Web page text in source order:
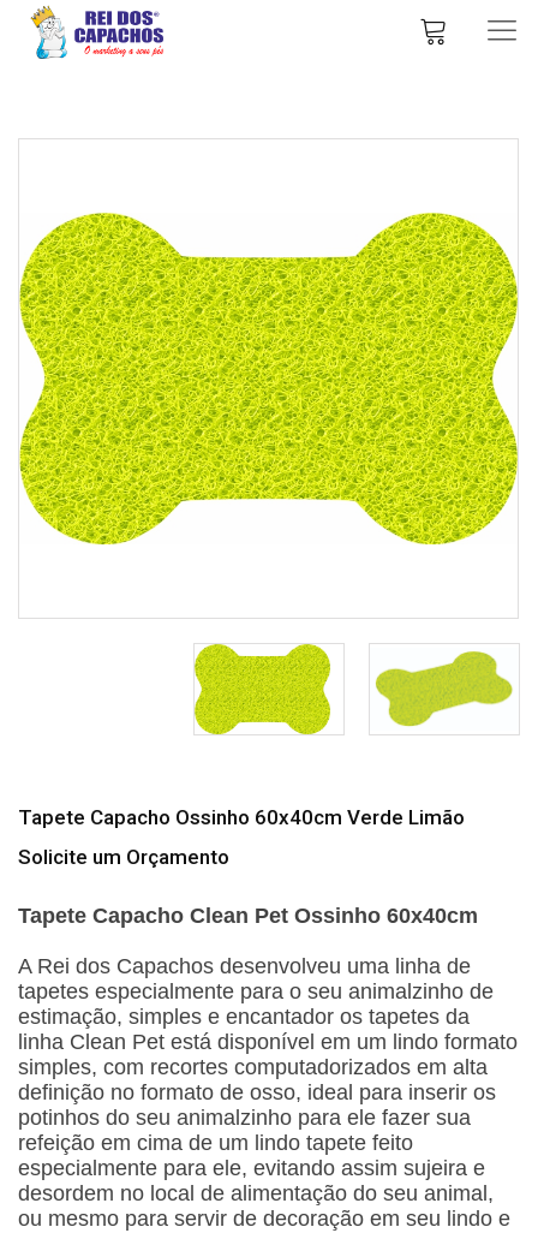
Tapete Capacho Ossinho 60x40cm Verde Limão
Solicite um Orçamento
Tapete Capacho Clean Pet Ossinho 60x40cm
A Rei dos Capachos desenvolveu uma linha de
tapetes especialmente para o seu animalzinho de
estimação, simples e encantador os tapetes da
linha Clean Pet está disponível em um lindo formato
simples, com recortes computadorizados em alta
definição no formato de osso, ideal para inserir os
potinhos do seu animalzinho para ele fazer sua
refeição em cima de um lindo tapete feito
especialmente para ele, evitando assim sujeira e
desordem no local de alimentação do seu animal,
ou mesmo para servir de decoração em seu lindo e